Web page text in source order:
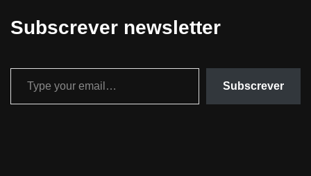
Subscrever newsletter
Subscrever